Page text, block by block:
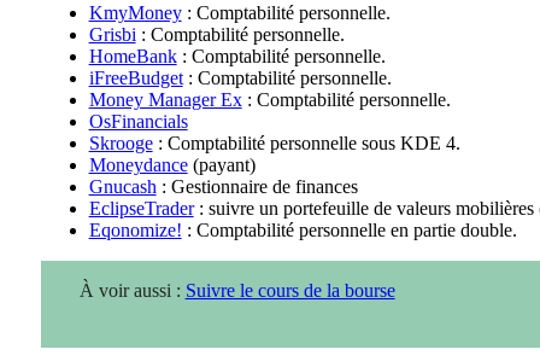
KmyMoney: Comptabilité personnelle.
Grisbi : Comptabilité personnelle.
HomeBank: Comptabilité personnelle.
iFreeBudget: Comptabilité personnelle.
Money Manager Ex: Comptabilité personnelle.
OsFinancials
Skrooge: Comptabilité personnelle sous KDE 4.
Moneydance(payant)
Gnucash : Gestionnaire de finances
EclipseTrader: suivre un portefeuille de valeurs mobilières
Eqonomize! : Comptabilité personnelle en partie double.
À voir aussi : Suivre le cours de la bourse